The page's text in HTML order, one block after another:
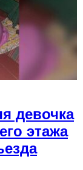
девочка
этажа